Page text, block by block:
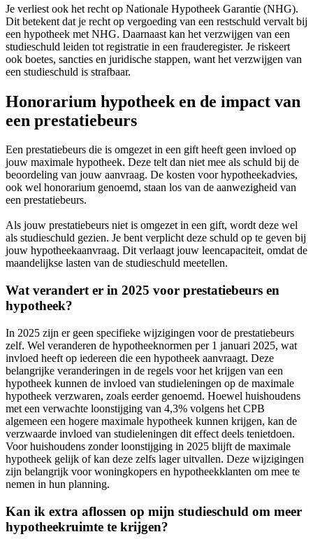
Je verliest ook het recht op Nationale Hypotheek Garantie (NHG).
Dit betekent dat je recht op vergoeding van een restschuld vervalt bij
een hypotheek met NHG. Daarnaast kan het verzwijgen van een
studieschuld leiden tot registratie in een frauderegister. Je riskeert
ook boetes, sancties en juridische stappen, want het verzwijgen van
een studieschuld is strafbaar.
Honorarium hypotheek en de impact van
een prestatiebeurs
Een prestatiebeurs die is omgezet in een gift heeft geen invloed op
jouw maximale hypotheek. Deze telt dan niet mee als schuld bij de
beoordeling van jouw aanvraag. De kosten voor hypotheekadvies,
ook wel honorarium genoemd, staan los van de aanwezigheid van
een prestatiebeurs.
Als jouw prestatiebeurs niet is omgezet in een gift, wordt deze wel
als studieschuld gezien. Je bent verplicht deze schuld op te geven bij
jouw hypotheekaanvraag. Dit verlaagt jouw leencapaciteit, omdat de
maandelijkse lasten van de studieschuld meetellen.
Wat verandert er in 2025 voor prestatiebeurs en
hypotheek?
In 2025 zijn er geen specifieke wijzigingen voor de prestatiebeurs
zelf. Wel veranderen de hypotheeknormen per 1 januari 2025, wat
invloed heeft op iedereen die een hypotheek aanvraagt. Deze
belangrijke veranderingen in de regels voor het krijgen van een
hypotheek kunnen de invloed van studieleningen op de maximale
hypotheek verzwaren, zoals eerder genoemd. Hoewel huishoudens
met een verwachte loonstijging van 4,3% volgens het CPB
algemeen een hogere maximale hypotheek kunnen krijgen, kan de
verzwaarde invloed van studieleningen dit effect deels tenietdoen.
Voor huishoudens zonder loonstijging in 2025 blijft de maximale
hypotheek gelijk of kan deze zelfs lager uitvallen. Deze wijzigingen
zijn belangrijk voor woningkopers en hypotheekklanten om mee te
nemen in hun planning.
Kan ik extra aflossen op mijn studieschuld om meer
hypotheekruimte te krijgen?